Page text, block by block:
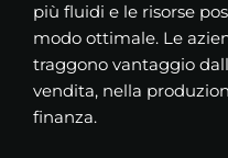
più fluidi e le risorse
modo ottimale. Le
traggono vantaggio
vendita, nella
finanza.